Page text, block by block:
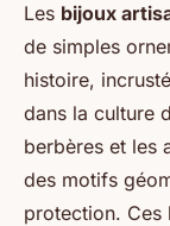
Les bijoux
de simples
histoire,
dans la culture
berbères et les
des motifs
protection. Ces